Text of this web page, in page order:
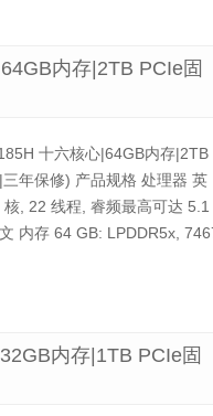
内存|2TB PCIe固
十六核心|64GB内存|2TB
年保修) 产品规格 处理器 英
, 22 线程, 睿频最高可达 5.1
内存 64 GB: LPDDR5x,
内存|1TB PCIe固